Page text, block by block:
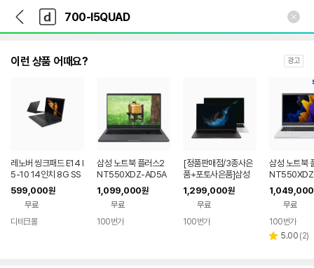
다
나
와
가
다
와
인
이런 상품 어때요? 광고
레노버 씽크패드 E14 I
5-10 14인치 8G SS
D 중고노트북 WIN
599,000원
무료
디테크몰
삼성 노트북 플러스2
NT550XDZ-AD5A
R /11세대 i5/16GRA
M /NVME 256G/광
시야각패널 /키스킨
+삼성광마우스 증정
1,099,000원
무료
100번가
[정품판매점/3종사은
품+포토사은품]삼성
갤럭시북 2 NT550X
EZ-A58 PRO/12세
대 i5/16G/NVME 25
6G/윈10PRO정품설
1,299,000원
무료
100번가
삼성 노트북
H /11세대
ME 256G/
패널 /키스
성광마우스
1,049,000
무료
100번가
별 5.00 리
(2)